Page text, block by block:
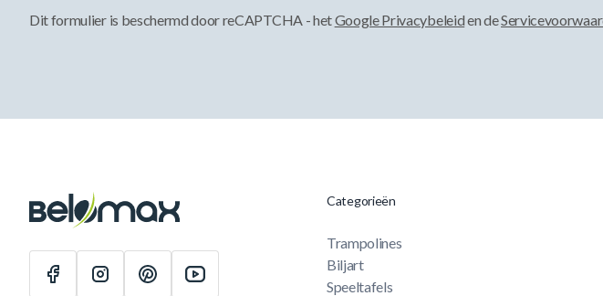
Dit formulier is beschermd door reCAPTCHA - hetGoogle Privacybeleiden de
Categorieën
Trampolines
Biljart
Speeltafels